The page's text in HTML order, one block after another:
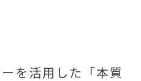
を活用した「本質